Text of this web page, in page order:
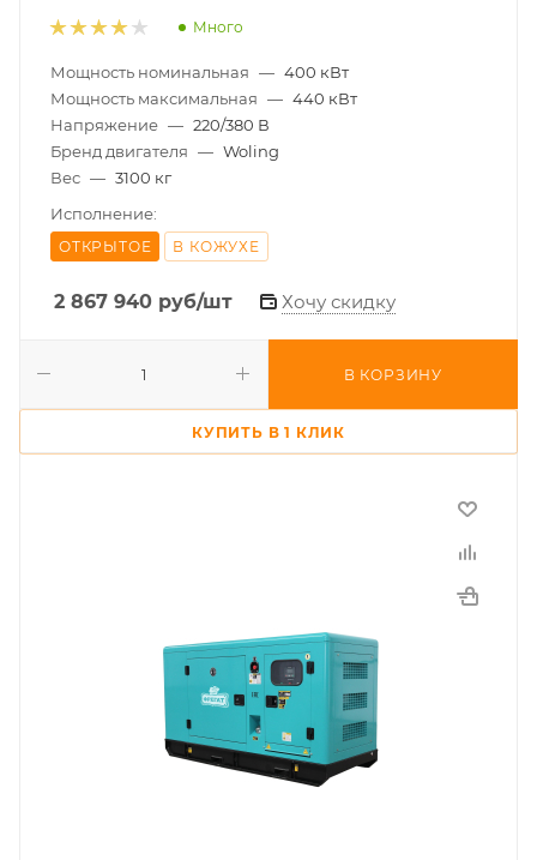
Много
Мощность номинальная — 400 кВт
Мощность максимальная — 440 кВт
Напряжение — 220/380 В
Бренд двигателя — Woling
Вес — 3100 кг
Исполнение:
ОТКРЫТОЕ В КОЖУХЕ
2 867 940 руб/шт Хочу скидку
В КОРЗИНУ
КУПИТЬ В 1 КЛИК